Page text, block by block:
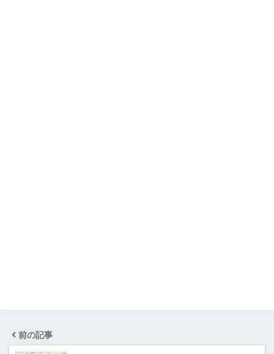
前の記事